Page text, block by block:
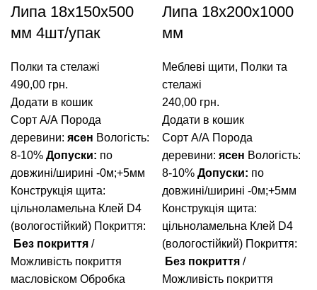
Липа 18х150х500
мм 4шт/упак
Полки та стелажі
490,00 грн.
Додати в кошик
Сорт А/А Порода
деревини: ясен Вологість:
8-10% Допуски: по
довжині/ширині -0м;+5мм
Конструкція щита:
цільноламельна Клей D4
(вологостійкий) Покриття:
Без покриття /
Можливість покриття
масловіском Обробка
Липа 18х200х1000
мм
Меблеві щити, Полки та
стелажі
240,00 грн.
Додати в кошик
Сорт А/А Порода
деревини: ясен Вологість:
8-10% Допуски: по
довжині/ширині -0м;+5мм
Конструкція щита:
цільноламельна Клей D4
(вологостійкий) Покриття:
Без покриття /
Можливість покриття